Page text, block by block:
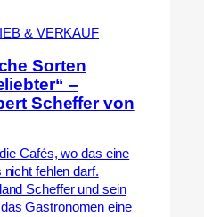
& VERKAUF
Sorten
–
Scheffer von
Cafés, wo das eine
fehlen darf.
Scheffer und sein
Gastronomen eine